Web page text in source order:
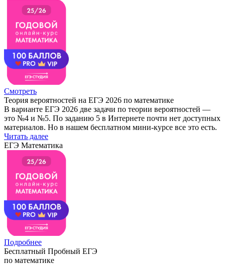
Смотреть
Теория вероятностей на ЕГЭ 2026 по математике
В варианте ЕГЭ 2026 две задачи по теории вероятностей —
это №4 и №5. По заданию 5 в Интернете почти нет доступных
материалов. Но в нашем бесплатном мини-курсе все это есть.
Читать далее
ЕГЭ Математика
Подробнее
Бесплатный Пробный ЕГЭ
по математике